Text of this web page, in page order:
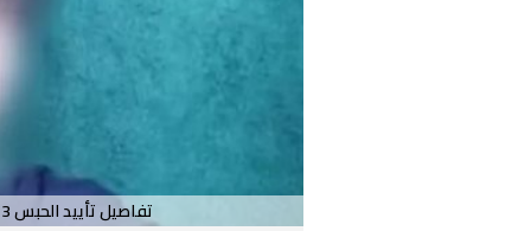
تفاصيل تأييد الحبس 3 سنوات للمتهمة بتزوير مفردات مرتب طليقها